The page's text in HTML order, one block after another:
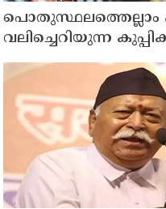
പൊതുസ്ഥലത്തെല്ലാം
വലിച്ചെറിയുന്ന
വാങ്ങുന്നത്
ഇരട്ടിക്കും,
നിര്‍ത്തിയത് എന്തിന്?
തലതിരിഞ്ഞ